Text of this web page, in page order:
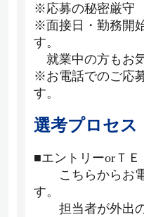
※応募の秘密厳守
※面接日・勤務開
す。
就業中の方もお
※お電話でのご応
す。
選考プロセス
■エントリーorＴＥ
こちらからお電
す。
担当者が外出の